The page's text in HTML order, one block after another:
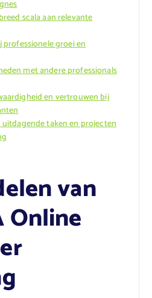
scala aan relevante
groei en
met andere professionals
en vertrouwen bij
taken en projecten
van
Online